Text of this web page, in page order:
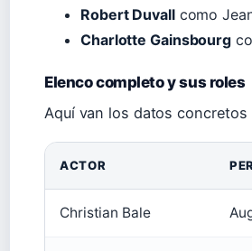
Robert Duvallcomo
Charlotte Gainsbourg
Elenco completo y sus roles
Aquí van los datos
ACTOR
Christian Bale